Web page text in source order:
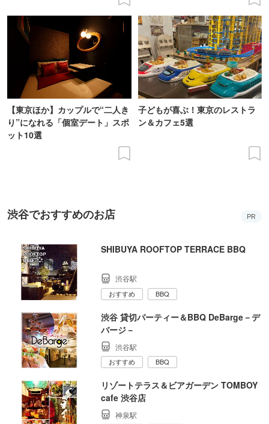
【東京ほか】カップルで“二人き
り”になれる「個室デート」スポ
ット10選
子どもが喜ぶ！東京のレストラ
ン＆カフェ5選
渋谷でおすすめのお店 PR
SHIBUYA ROOFTOP TERRACE BBQ
渋谷駅
おすすめ BBQ
渋谷 貸切パーティー＆BBQ DeBarge－デ
バージ－
渋谷駅
おすすめ BBQ
リゾートテラス＆ビアガーデン TOMBOY
cafe 渋谷店
神泉駅